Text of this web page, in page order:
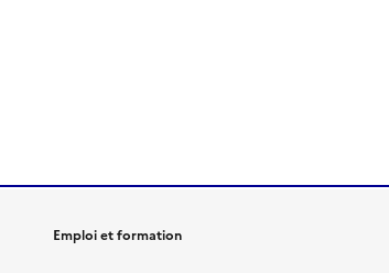
Emploi et formation